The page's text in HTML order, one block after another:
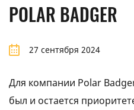
POLAR BADGER
27 сентября 2024
Для компании Polar
был и остается